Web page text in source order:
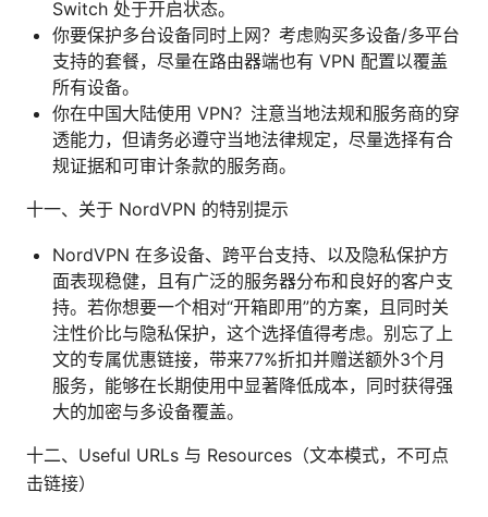
Switch 处于开启状态。
你要保护多台设备同时上网？考虑购买多设备/多平台
支持的套餐，尽量在路由器端也有 VPN 配置以覆盖
所有设备。
你在中国大陆使用 VPN？注意当地法规和服务商的穿
透能力，但请务必遵守当地法律规定，尽量选择有合
规证据和可审计条款的服务商。
十一、关于 NordVPN 的特别提示
NordVPN 在多设备、跨平台支持、以及隐私保护方
面表现稳健，且有广泛的服务器分布和良好的客户支
持。若你想要一个相对“开箱即用”的方案，且同时关
注性价比与隐私保护，这个选择值得考虑。别忘了上
文的专属优惠链接，带来77%折扣并赠送额外3个月
服务，能够在长期使用中显著降低成本，同时获得强
大的加密与多设备覆盖。
十二、Useful URLs 与 Resources（文本模式，不可点
击链接）